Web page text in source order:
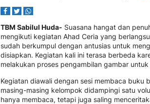
TBM Sabilul Huda- Suasana hangat dan
mengikuti kegiatan Ahad Ceria yang
sudah berkumpul dengan antusias untuk
disiapkan. Kegiatan kali ini terasa berbeda
melakukan proses pengambilan gambar
Kegiatan diawali dengan sesi membaca buku
masing-masing kelompok didampingi satu
hanya membaca, tetapi juga saling